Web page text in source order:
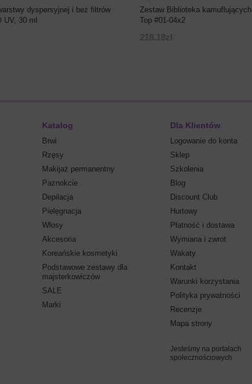
dyspersyjnej i bez filtrów
UV, 30 ml
Zestaw Biblioteka
Top #01-04x2
218.18zł
Katalog
Brwi
Rzęsy
Makijaż permanentny
Paznokcie
Depilacja
Pielęgnacja
Włosy
Akcesoria
Koreańskie kosmetyki
Podstawowe zestawy dla
majsterkowiczów
SALE
Marki
Dla Klientów
Logowanie do konta
Sklep
Szkolenia
Blog
Discount Club
Hurtowy
Płatność i dostawa
Wymiana i zwrot
Wakaty
Kontakt
Warunki korzystania
Polityka prywatności
Recenzje
Mapa strony
Jesteśmy na portalach
społecznościowych